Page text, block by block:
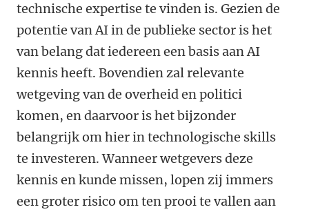
technische expertise te vinden is. Gezien de
potentie van AI in de publieke sector is het
van belang dat iedereen een basis aan AI
kennis heeft. Bovendien zal relevante
wetgeving van de overheid en politici
komen, en daarvoor is het bijzonder
belangrijk om hier in technologische skills
te investeren. Wanneer wetgevers deze
kennis en kunde missen, lopen zij immers
een groter risico om ten prooi te vallen aan